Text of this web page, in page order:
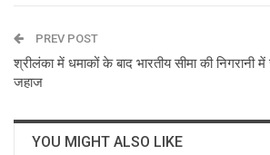
PREV POST
श्रीलंका में धमाकों के बाद भारतीय सीमा की
जहाज
YOU MIGHT ALSO LIKE